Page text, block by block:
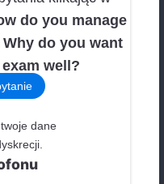
512 031 448
prawym dolnym rogu
imię
nazwisko